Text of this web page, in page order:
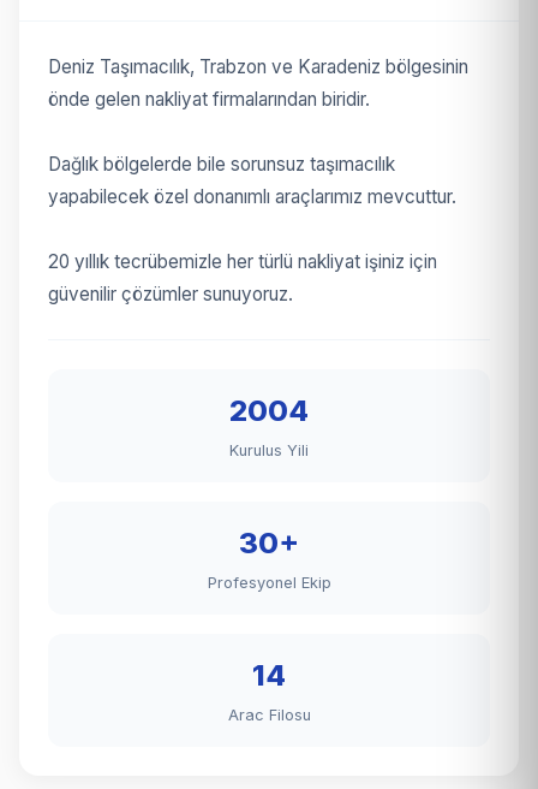
Deniz Taşımacılık, Trabzon ve Karadeniz bölgesinin
önde gelen nakliyat firmalarından biridir.
Dağlık bölgelerde bile sorunsuz taşımacılık
yapabilecek özel donanımlı araçlarımız mevcuttur.
20 yıllık tecrübemizle her türlü nakliyat işiniz için
güvenilir çözümler sunuyoruz.
2004
Kurulus Yili
30+
Profesyonel Ekip
14
Arac Filosu